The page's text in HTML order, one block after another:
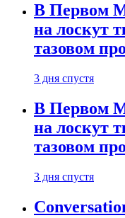
В Первом
на лоскут
тазовом
3 дня спустя
В Первом
на лоскут
тазовом
3 дня спустя